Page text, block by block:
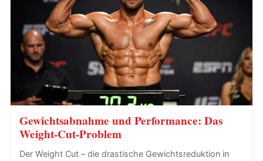
Gewichtsabnahme und Performance: Das
Weight-Cut-Problem
Der Weight Cut – die drastische Gewichtsreduktion in